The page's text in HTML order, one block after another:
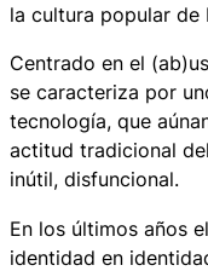
la cultura popular de
Centrado en el
se caracteriza por
tecnología, que
actitud tradicional
inútil, disfuncional.
En los últimos años
identidad en